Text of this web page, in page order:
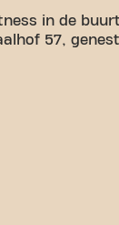
in de
57,
het is
vindt van
elkaar